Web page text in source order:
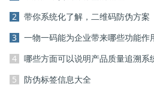
2
带你系统化了解，二维码防伪方案
3
一物一码能为企业带来哪些功能作
4
哪些方面可以说明产品质量追溯系
5
防伪标签信息大全